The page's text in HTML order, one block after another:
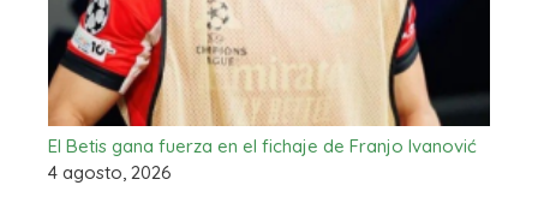
El Betis gana fuerza en el fichaje de Franjo Ivanović
4 agosto, 2026